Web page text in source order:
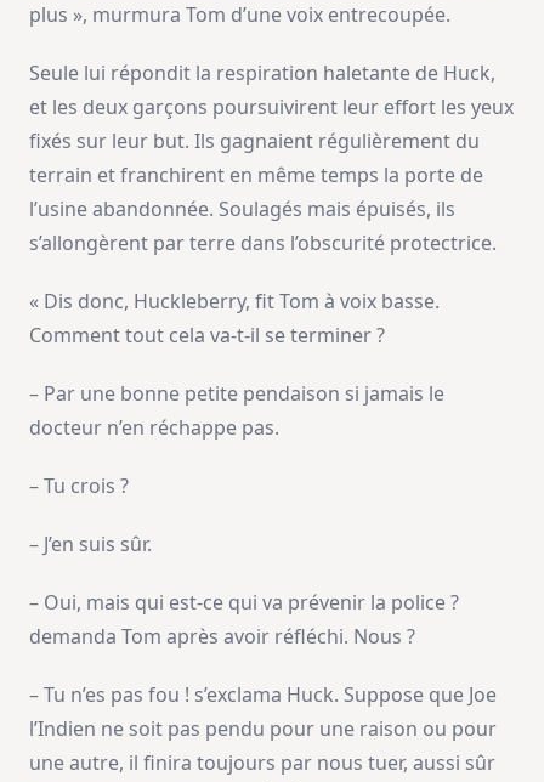
plus », murmura Tom d’une voix entrecoupée.
Seule lui répondit la respiration haletante de Huck,
et les deux garçons poursuivirent leur effort les yeux
fixés sur leur but. Ils gagnaient régulièrement du
terrain et franchirent en même temps la porte de
l’usine abandonnée. Soulagés mais épuisés, ils
s’allongèrent par terre dans l’obscurité protectrice.
« Dis donc, Huckleberry, fit Tom à voix basse.
Comment tout cela va-t-il se terminer ?
– Par une bonne petite pendaison si jamais le
docteur n’en réchappe pas.
– Tu crois ?
– J’en suis sûr.
– Oui, mais qui est-ce qui va prévenir la police ?
demanda Tom après avoir réfléchi. Nous ?
– Tu n’es pas fou ! s’exclama Huck. Suppose que Joe
l’Indien ne soit pas pendu pour une raison ou pour
une autre, il finira toujours par nous tuer, aussi sûr